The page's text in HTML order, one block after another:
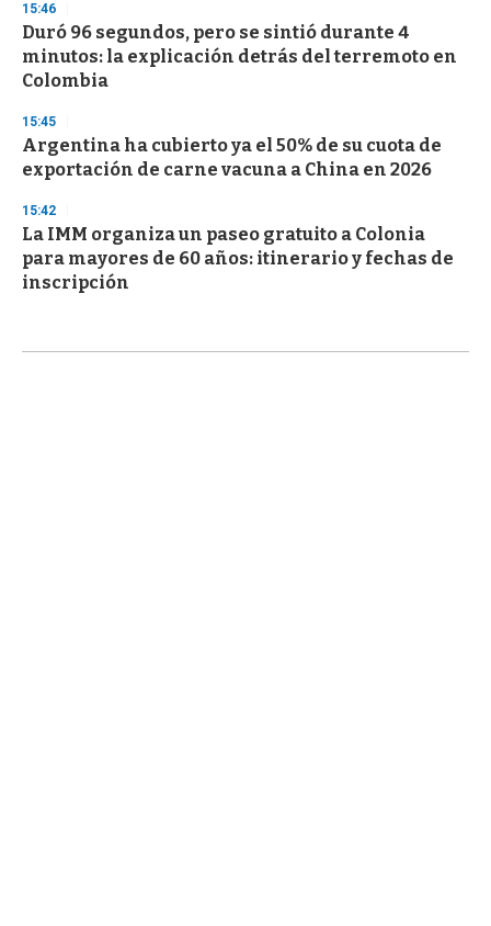
15:46
Duró 96 segundos, pero se sintió durante 4
minutos: la explicación detrás del terremoto en
Colombia
15:45
Argentina ha cubierto ya el 50% de su cuota de
exportación de carne vacuna a China en 2026
15:42
La IMM organiza un paseo gratuito a Colonia
para mayores de 60 años: itinerario y fechas de
inscripción